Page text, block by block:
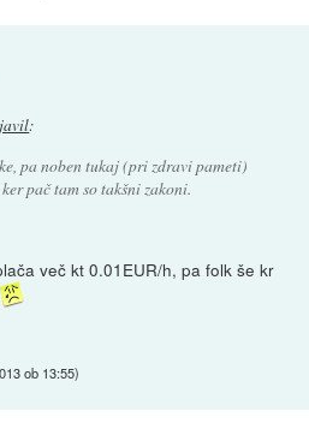
:
pa noben tukaj (pri zdravi pameti)
pač tam so takšni zakoni.
več kt 0.01EUR/h, pa folk še kr
ob 13:55)